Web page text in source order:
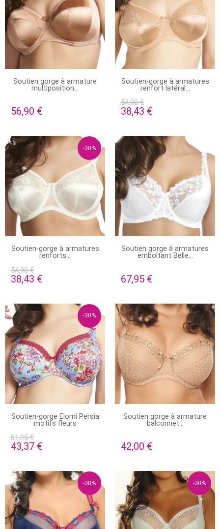
EN STOCK
Soutien gorge à armature
multiposition...
56,90 €
EN STOCK
Soutien-gorge à armatures
renfort latéral...
54,90 €
38,43 €
-30%
PRODUIT DISPONIBLE AVEC
D'AUTRES OPTIONS
Soutien-gorge à armatures
renforts...
54,90 €
38,43 €
PRODUIT DISPONIBLE AVEC
D'AUTRES OPTIONS
Soutien gorge à armatures
emboîtant Belle...
67,95 €
-30%
STOCK ÉPUISÉ
Soutien-gorge Elomi Persia
motifs fleurs
61,95 €
43,37 €
EN STOCK
Soutien gorge à armature
balconnet...
42,00 €
-30% -30%